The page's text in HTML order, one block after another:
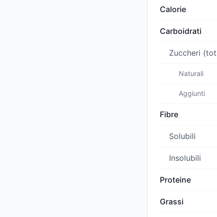
Calorie
Carboidrati
Zuccheri
Naturali
Aggiunti
Fibre
Solubili
Insolubili
Proteine
Grassi